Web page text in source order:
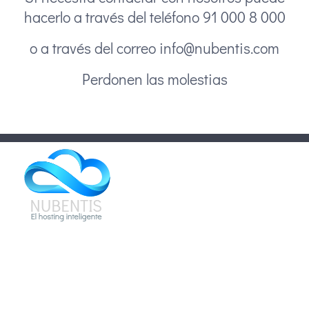
hacerlo a través del teléfono 91 000 8 000
o a través del correo info@nubentis.com
Perdonen las molestias